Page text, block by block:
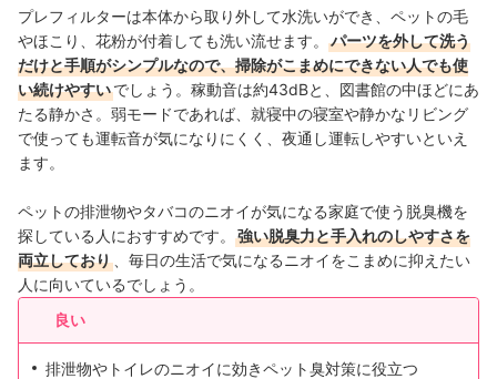
プレフィルターは本体から取り外して水洗いができ、ペットの毛
やほこり、花粉が付着しても洗い流せます。
パーツを外して洗う
だけと手順がシンプルなので、掃除がこまめにできない人でも使
い続けやすいでしょう。稼動音は約43dBと、図書館の中ほどにあ
たる静かさ。弱モードであれば、就寝中の寝室や静かなリビング
で使っても運転音が気になりにくく、夜通し運転しやすいといえ
ます。
ペットの排泄物やタバコのニオイが気になる家庭で使う脱臭機を
探している人におすすめです。
強い脱臭力と手入れのしやすさを
両立しており
、毎日の生活で気になるニオイをこまめに抑えたい
人に向いているでしょう。
良い
排泄物やトイレのニオイに効きペット臭対策に役立つ